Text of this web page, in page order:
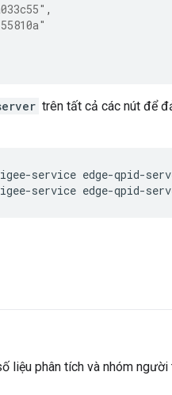
,
trên tất cả các nút để
service edge-qpid-
service edge-qpid-
liệu phân tích và nhóm